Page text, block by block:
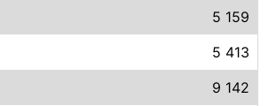
5 159
5 413
9 142